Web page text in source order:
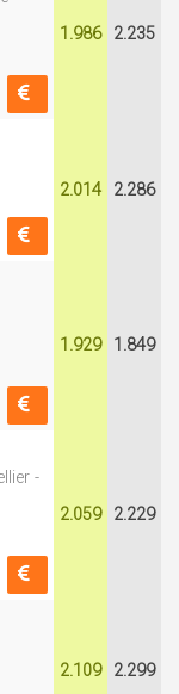
1.986 2.235
2.014 2.286
1.929 1.849
-
2.059 2.229
2.109 2.299